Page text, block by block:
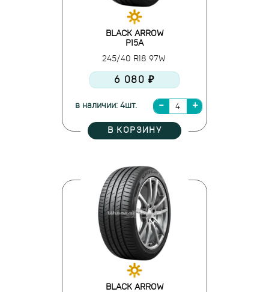
BLACK ARROW
P15A
245/40 R18 97W
6 080 ₽
в наличии: 4шт.
В КОРЗИНУ
BLACK ARROW